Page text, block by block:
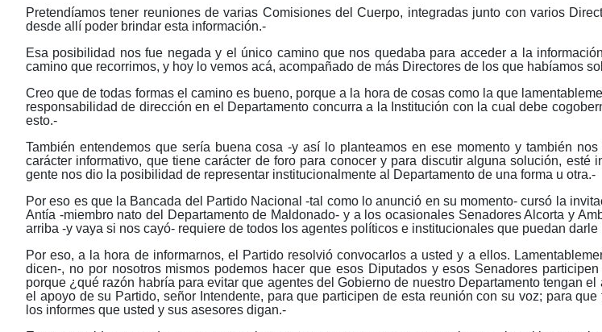
Pretendíamos tener reuniones de varias Comisiones del Cuerpo, integradas junto con varios
desde allí poder brindar esta información.-
Esa posibilidad nos fue negada y el único camino que nos quedaba para acceder a la
camino que recorrimos, y hoy lo vemos acá, acompañado de más Directores de los que habíamos
Creo que de todas formas el camino es bueno, porque a la hora de cosas como la que
responsabilidad de dirección en el Departamento concurra a la Institución con la cual debe
esto.-
También entendemos que sería buena cosa -y así lo planteamos en ese momento y también
carácter informativo, que tiene carácter de foro para conocer y para discutir alguna solución,
gente nos dio la posibilidad de representar institucionalmente al Departamento de una forma u otra.-
Por eso es que la Bancada del Partido Nacional -tal como lo anunció en su momento- cursó la
Antía -miembro nato del Departamento de Maldonado- y a los ocasionales Senadores Alcorta y
arriba -y vaya si nos cayó- requiere de todos los agentes políticos e institucionales que puedan
Por eso, a la hora de informarnos, el Partido resolvió convocarlos a usted y a ellos.
dicen-, no por nosotros mismos podemos hacer que esos Diputados y esos Senadores
porque ¿qué razón habría para evitar que agentes del Gobierno de nuestro Departamento tengan
el apoyo de su Partido, señor Intendente, para que participen de esta reunión con su voz; para
los informes que usted y sus asesores digan.-